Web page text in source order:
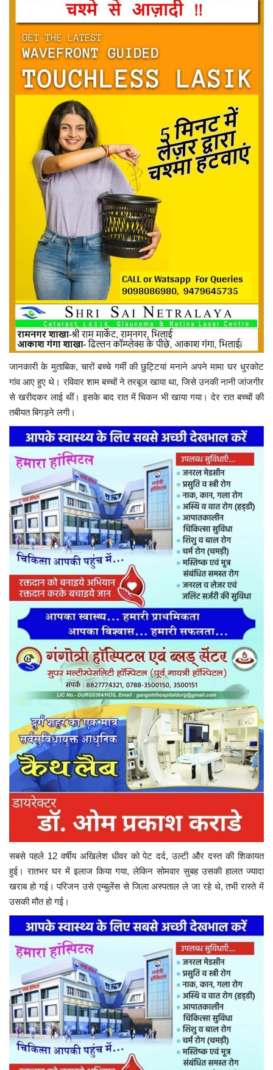
जानकारी के मुताबिक, चारों बच्चे गर्मी की छुट्टियां मनाने अपने मामा घर धुरकोट
गांव आए हुए थे। रविवार शाम बच्चों ने तरबूज खाया था, जिसे उनकी नानी जांजगीर
से खरीदकर लाई थीं। इसके बाद रात में चिकन भी खाया गया। देर रात बच्चों की
तबीयत बिगड़ने लगी।
सबसे पहले 12 वर्षीय अखिलेश धीवर को पेट दर्द, उल्टी और दस्त की शिकायत
हुई। रातभर घर में इलाज किया गया, लेकिन सोमवार सुबह उसकी हालत ज्यादा
खराब हो गई। परिजन उसे एम्बुलेंस से जिला अस्पताल ले जा रहे थे, तभी रास्ते में
उसकी मौत हो गई।